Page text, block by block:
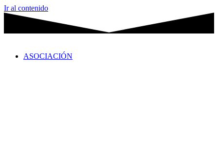
Ir al contenido
ASOCIACIÓN